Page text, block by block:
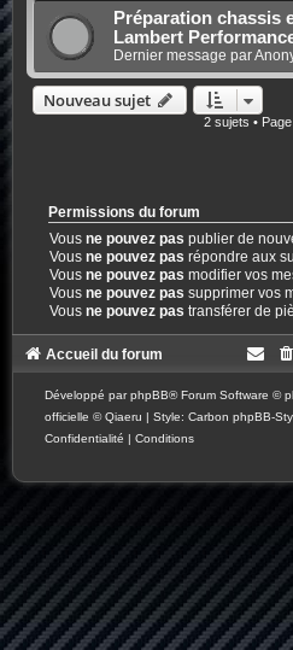
Préparation chassis
Lambert
Dernier message par
Nouveau sujet
2 sujets • Page
Permissions du forum
Vousne pouvez pas publier de
Vousne pouvez pas répondre aux
Vousne pouvez pas modifier vos
Vousne pouvez pas supprimer vos
Vousne pouvez pas transférer de
Accueil du forum
Développé parphpBB® Forum Software ©
officielle ©Qiaeru | Style: Carbon phpBB-
Confidentialité | Conditions